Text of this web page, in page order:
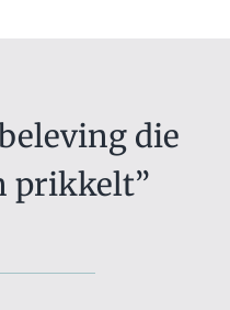
die
prikkelt”